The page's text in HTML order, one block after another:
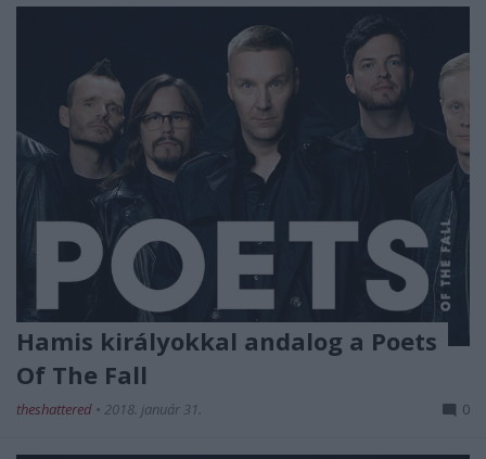
Hamis királyokkal andalog a Poets
Of The Fall
theshattered • 2018. január 31. 0